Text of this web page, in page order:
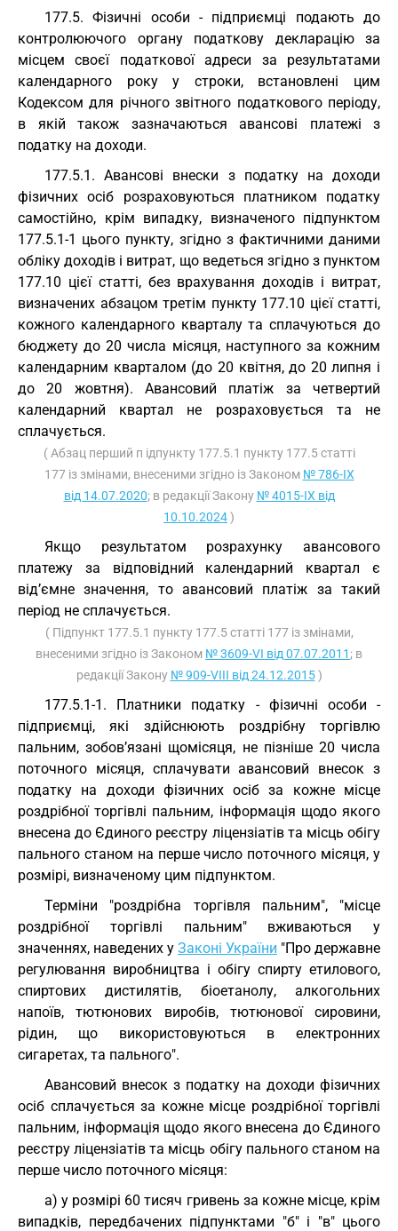
177.5. Фізичні особи - підприємці подають до
контролюючого органу податкову декларацію за
місцем своєї податкової адреси за результатами
календарного року у строки, встановлені цим
Кодексом для річного звітного податкового періоду,
в якій також зазначаються авансові платежі з
податку на доходи.
177.5.1. Авансові внески з податку на доходи
фізичних осіб розраховуються платником податку
самостійно, крім випадку, визначеного підпунктом
177.5.1-1 цього пункту, згідно з фактичними даними
обліку доходів і витрат, що ведеться згідно з пунктом
177.10 цієї статті, без врахування доходів і витрат,
визначених абзацом третім пункту 177.10 цієї статті,
кожного календарного кварталу та сплачуються до
бюджету до 20 числа місяця, наступного за кожним
календарним кварталом (до 20 квітня, до 20 липня і
до 20 жовтня). Авансовий платіж за четвертий
календарний квартал не розраховується та не
сплачується.
( Абзац перший п ідпункту 177.5.1 пункту 177.5 статті
177 із змінами, внесеними згідно із Законом № 786-IX
від 14.07.2020; в редакції Закону № 4015-IX від
10.10.2024)
Якщо результатом розрахунку авансового
платежу за відповідний календарний квартал є
від’ємне значення, то авансовий платіж за такий
період не сплачується.
( Підпункт 177.5.1 пункту 177.5 статті 177 із змінами,
внесеними згідно із Законом № 3609-VI від 07.07.2011 ; в
редакції Закону № 909-VIII від 24.12.2015)
177.5.1-1. Платники податку - фізичні особи -
підприємці, які здійснюють роздрібну торгівлю
пальним, зобов’язані щомісяця, не пізніше 20 числа
поточного місяця, сплачувати авансовий внесок з
податку на доходи фізичних осіб за кожне місце
роздрібної торгівлі пальним, інформація щодо якого
внесена до Єдиного реєстру ліцензіатів та місць обігу
пального станом на перше число поточного місяця, у
розмірі, визначеному цим підпунктом.
Терміни "роздрібна торгівля пальним", "місце
роздрібної торгівлі пальним" вживаються у
значеннях, наведених у Законі України "Про державне
регулювання виробництва і обігу спирту етилового,
спиртових дистилятів, біоетанолу, алкогольних
напоїв, тютюнових виробів, тютюнової сировини,
рідин, що використовуються в електронних
сигаретах, та пального".
Авансовий внесок з податку на доходи фізичних
осіб сплачується за кожне місце роздрібної торгівлі
пальним, інформація щодо якого внесена до Єдиного
реєстру ліцензіатів та місць обігу пального станом на
перше число поточного місяця:
а) у розмірі 60 тисяч гривень за кожне місце, крім
випадків, передбачених підпунктами "б" і "в" цього